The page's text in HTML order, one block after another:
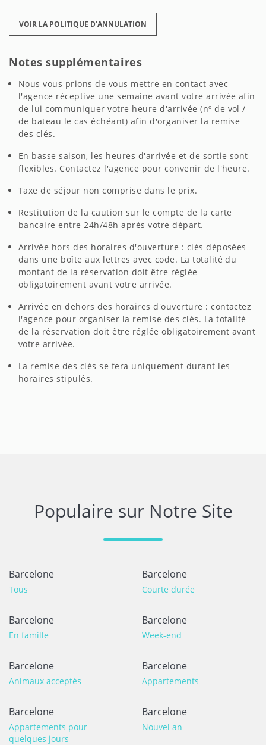
VOIR LA POLITIQUE D'ANNULATION
Notes supplémentaires
Nous vous prions de vous mettre en contact avec
l'agence réceptive une semaine avant votre arrivée afin
de lui communiquer votre heure d'arrivée (nº de vol /
de bateau le cas échéant) afin d'organiser la remise
des clés.
En basse saison, les heures d'arrivée et de sortie sont
flexibles. Contactez l'agence pour convenir de l'heure.
Taxe de séjour non comprise dans le prix.
Restitution de la caution sur le compte de la carte
bancaire entre 24h/48h après votre départ.
Arrivée hors des horaires d'ouverture : clés déposées
dans une boîte aux lettres avec code. La totalité du
montant de la réservation doit être réglée
obligatoirement avant votre arrivée.
Arrivée en dehors des horaires d'ouverture : contactez
l'agence pour organiser la remise des clés. La totalité
de la réservation doit être réglée obligatoirement avant
votre arrivée.
La remise des clés se fera uniquement durant les
horaires stipulés.
Populaire sur Notre Site
Barcelone
Tous
Barcelone
Courte durée
Barcelone
En famille
Barcelone
Week-end
Barcelone
Animaux acceptés
Barcelone
Appartements
Barcelone
Appartements pour
quelques jours
Barcelone
Nouvel an